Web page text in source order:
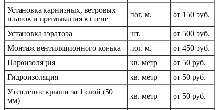
Установка карнизных, ветровых
планок и примыкания к стене
пог. м. от 150 руб.
Установка аэратора шт.
от 500 руб.
Монтаж вентиляционного конька
пог. м.
от 450 руб.
Пароизоляция
кв. метр
от 50 руб.
Гидроизоляция
кв. метр
от 50 руб.
Утепление крыши за 1 слой (50
мм)
кв. метр от 50 руб.